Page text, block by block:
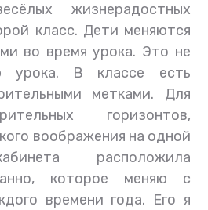
жизнерадостных
класс. Дети меняются
во время урока. Это не
урока. В классе есть
метками. Для
горизонтов,
воображения на одной
расположила
которое меняю с
времени года. Его я